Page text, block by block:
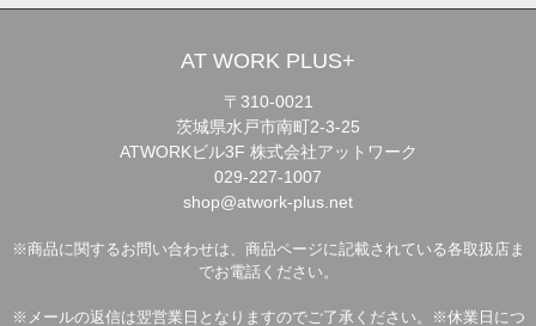
AT WORK PLUS+
〒310-0021
茨城県水戸市南町2-3-25
ATWORKビル3F 株式会社アットワーク
029-227-1007
shop@atwork-plus.net
※商品に関するお問い合わせは、商品ページに記載されている各取扱店ま
でお電話ください。
※メールの返信は翌営業日となりますのでご了承ください。※休業日につ